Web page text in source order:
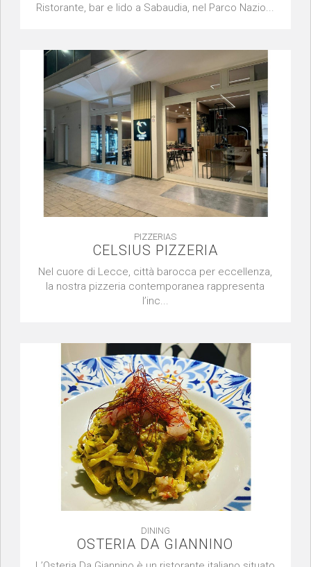
Ristorante, bar e lido a Sabaudia, nel Parco Nazio...
PIZZERIAS
CELSIUS PIZZERIA
Nel cuore di Lecce, città barocca per eccellenza,
la nostra pizzeria contemporanea rappresenta
l’inc...
DINING
OSTERIA DA GIANNINO